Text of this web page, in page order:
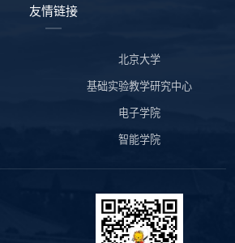
友情链接
北京大学
基础实验教学研究中心
电子学院
智能学院